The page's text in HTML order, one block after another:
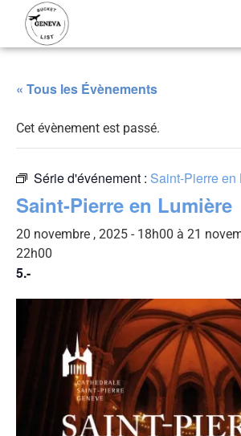
« Tous les Évènements
Cet évènement est passé.
Série d'événement : Saint-Pierre en
Saint-Pierre en Lumière
20 novembre , 2025 - 18h00 à 21
22h00
5.-